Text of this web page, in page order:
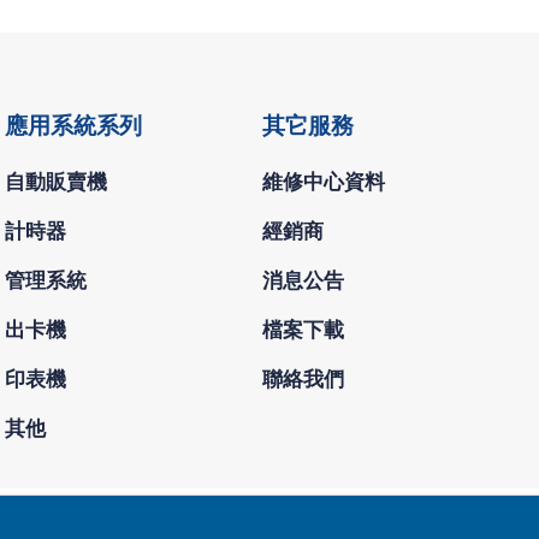
應用系統系列
自動販賣機
計時器
管理系統
出卡機
印表機
其他
其它服務
維修中心資料
經銷商
消息公告
檔案下載
聯絡我們